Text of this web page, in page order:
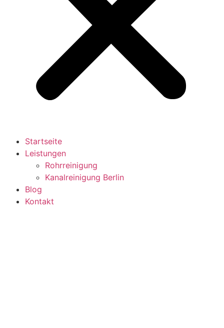
Startseite
Leistungen
Rohrreinigung
Kanalreinigung Berlin
Blog
Kontakt